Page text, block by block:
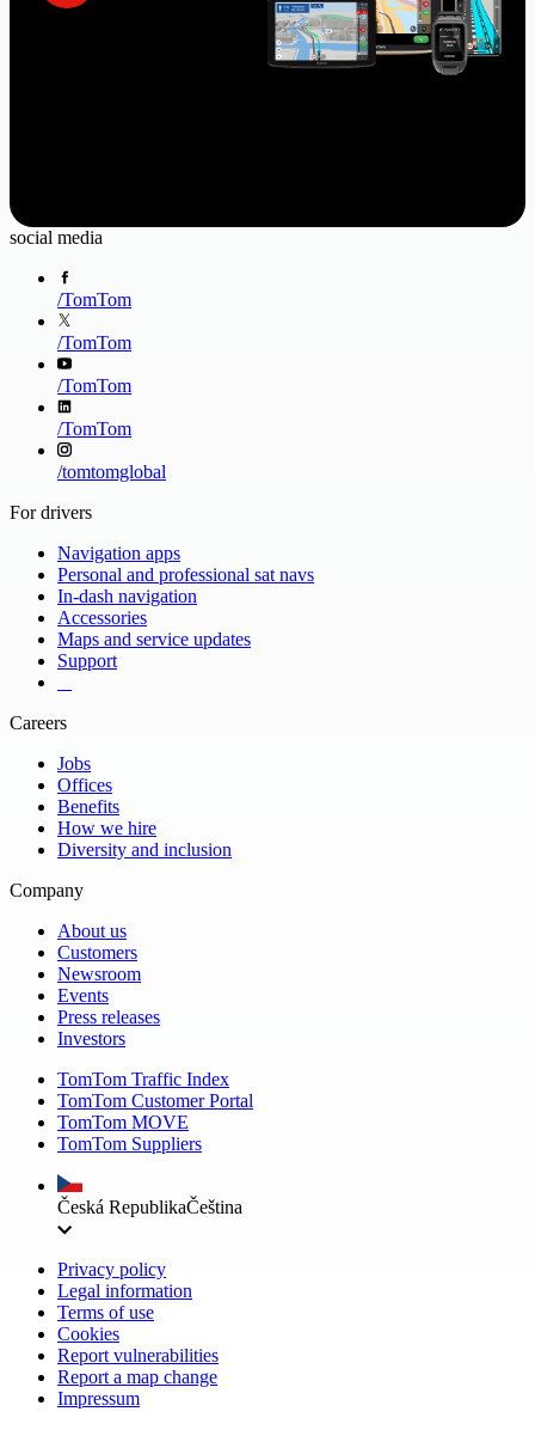
social media
/TomTom
/TomTom
/TomTom
/TomTom
/tomtomglobal
For drivers
Navigation apps
Personal and professional sat navs
In-dash navigation
Accessories
Maps and service updates
Support
Careers
Jobs
Offices
Benefits
How we hire
Diversity and inclusion
Company
About us
Customers
Newsroom
Events
Press releases
Investors
TomTom Traffic Index
TomTom Customer Portal
TomTom MOVE
TomTom Suppliers
Česká RepublikaČeština
Privacy policy
Legal information
Terms of use
Cookies
Report vulnerabilities
Report a map change
Impressum